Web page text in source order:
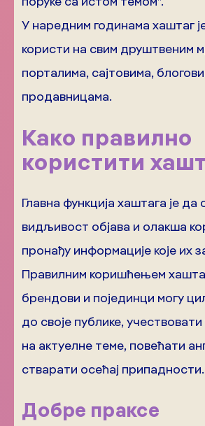
У наредним годинама хаштаг
користи на свим друштвеним
порталима, сајтовима,
продавницама.
Како правилно
користити
Главна функција хаштага је
видљивост објава и олакша
пронађу информације које их
Правилним коришћењем
брендови и појединци могу
до своје публике,
на актуелне теме, повећати
стварати осећај припадности.
Добре праксе